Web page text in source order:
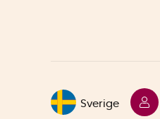
Sverige